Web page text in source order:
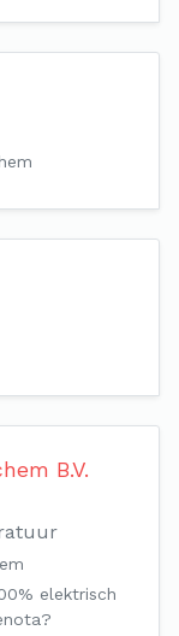
B.V.
elektrisch